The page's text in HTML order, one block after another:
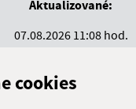
cookies
Aktualizované:
07.08.2026 11:08 hod.